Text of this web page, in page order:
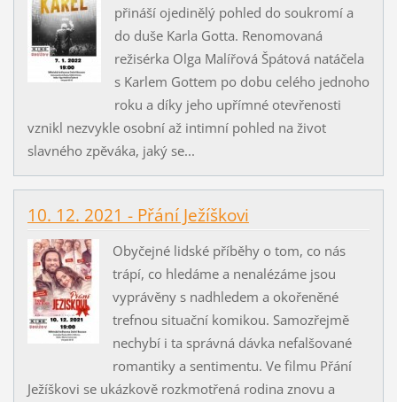
přináší ojedinělý pohled do soukromí a
do duše Karla Gotta. Renomovaná
režisérka Olga Malířová Špátová natáčela
s Karlem Gottem po dobu celého jednoho
roku a díky jeho upřímné otevřenosti
vznikl nezvykle osobní až intimní pohled na život
slavného zpěváka, jaký se...
10. 12. 2021 - Přání Ježíškovi
Obyčejné lidské příběhy o tom, co nás
trápí, co hledáme a nenalézáme jsou
vyprávěny s nadhledem a okořeněné
trefnou situační komikou. Samozřejmě
nechybí i ta správná dávka nefalšované
romantiky a sentimentu. Ve filmu Přání
Ježíškovi se ukázkově rozkmotřená rodina znovu a